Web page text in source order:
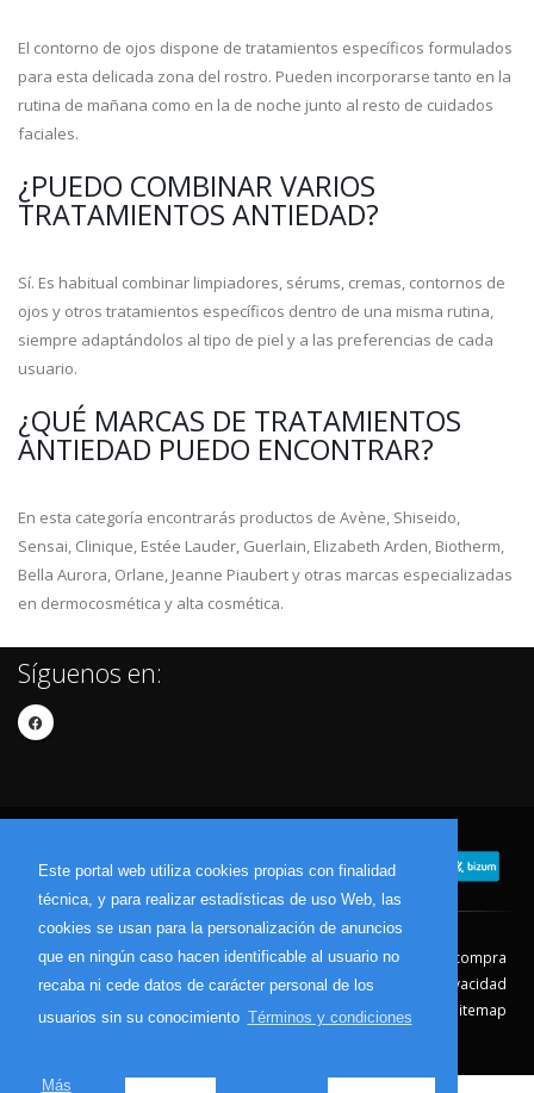
Este portal web utiliza cookies propias con finalidad
técnica, y para realizar estadísticas de uso Web, las
cookies se usan para la personalización de anuncios
que en ningún caso hacen identificable al usuario no
recaba ni cede datos de carácter personal de los
usuarios sin su conocimiento Términos y condiciones
Más
El contorno de ojos dispone de tratamientos específicos formulados
para esta delicada zona del rostro. Pueden incorporarse tanto en la
rutina de mañana como en la de noche junto al resto de cuidados
faciales.
¿PUEDO COMBINAR VARIOS
TRATAMIENTOS ANTIEDAD?
Sí. Es habitual combinar limpiadores, sérums, cremas, contornos de
ojos y otros tratamientos específicos dentro de una misma rutina,
siempre adaptándolos al tipo de piel y a las preferencias de cada
usuario.
¿QUÉ MARCAS DE TRATAMIENTOS
ANTIEDAD PUEDO ENCONTRAR?
En esta categoría encontrarás productos de Avène, Shiseido,
Sensai, Clinique, Estée Lauder, Guerlain, Elizabeth Arden, Biotherm,
Bella Aurora, Orlane, Jeanne Piaubert y otras marcas especializadas
en dermocosmética y alta cosmética.
Síguenos en:
Contacto Aviso Legal
Condiciones de compra
Política de envíos
Política de devolución
Política de Privacidad
Política de Cookies
Sitemap